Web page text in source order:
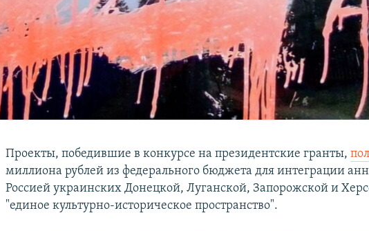
Проекты, победившие в конкурсе на президентские гранты,
миллиона рублей из федерального бюджета для интеграции
Россией украинских Донецкой, Луганской, Запорожской и
"единое культурно-историческое пространство".